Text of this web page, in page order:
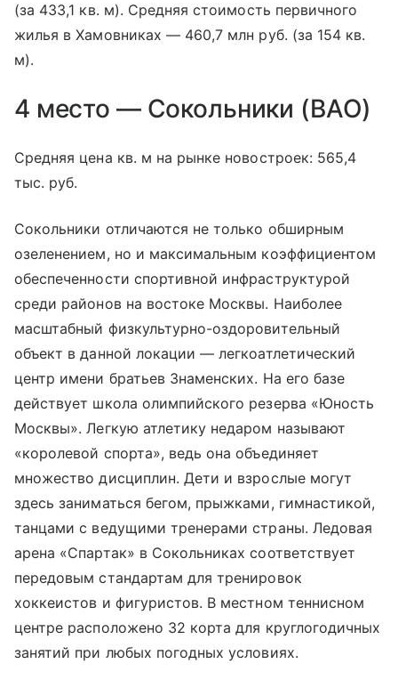
(за 433,1 кв. м). Средняя стоимость первичного
жилья в Хамовниках — 460,7 млн руб. (за 154 кв.
м).
4 место — Сокольники (ВАО)
Средняя цена кв. м на рынке новостроек: 565,4
тыс. руб.
Сокольники отличаются не только обширным
озеленением, но и максимальным коэффициентом
обеспеченности спортивной инфраструктурой
среди районов на востоке Москвы. Наиболее
масштабный физкультурно-оздоровительный
объект в данной локации — легкоатлетический
центр имени братьев Знаменских. На его базе
действует школа олимпийского резерва «Юность
Москвы». Легкую атлетику недаром называют
«королевой спорта», ведь она объединяет
множество дисциплин. Дети и взрослые могут
здесь заниматься бегом, прыжками, гимнастикой,
танцами с ведущими тренерами страны. Ледовая
арена «Спартак» в Сокольниках соответствует
передовым стандартам для тренировок
хоккеистов и фигуристов. В местном теннисном
центре расположено 32 корта для круглогодичных
занятий при любых погодных условиях.